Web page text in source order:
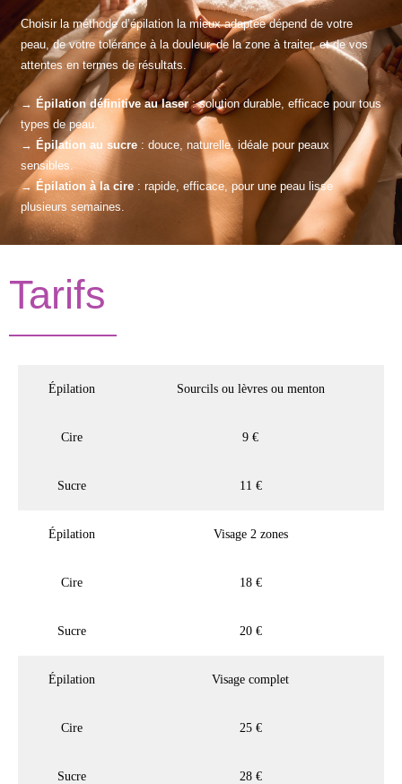
Choisir la méthode d’épilation la mieux adaptée dépend de votre
peau, de votre tolérance à la douleur, de la zone à traiter, et de vos
attentes en termes de résultats.
→ Épilation définitive au laser: solution durable, efficace pour tous
types de peau.
→ Épilation au sucre: douce, naturelle, idéale pour peaux
sensibles.
→ Épilation à la cire: rapide, efficace, pour une peau lisse
plusieurs semaines.
Tarifs
Épilation Sourcils ou lèvres ou menton
Cire 9 €
Sucre 11 €
Épilation Visage 2 zones
Cire 18 €
Sucre 20 €
Épilation Visage complet
Cire 25 €
Sucre 28 €